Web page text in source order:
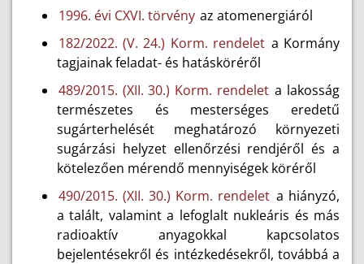
1996. évi CXVI. törvény az atomenergiáról
182/2022. (V. 24.) Korm. rendelet a Kormány
tagjainak feladat- és hatásköréről
489/2015. (XII. 30.) Korm. rendelet a lakosság
természetes és mesterséges eredetű
sugárterhelését meghatározó környezeti
sugárzási helyzet ellenőrzési rendjéről és a
kötelezően mérendő mennyiségek köréről
490/2015. (XII. 30.) Korm. rendelet a hiányzó,
a talált, valamint a lefoglalt nukleáris és más
radioaktív anyagokkal kapcsolatos
bejelentésekről és intézkedésekről, továbbá a